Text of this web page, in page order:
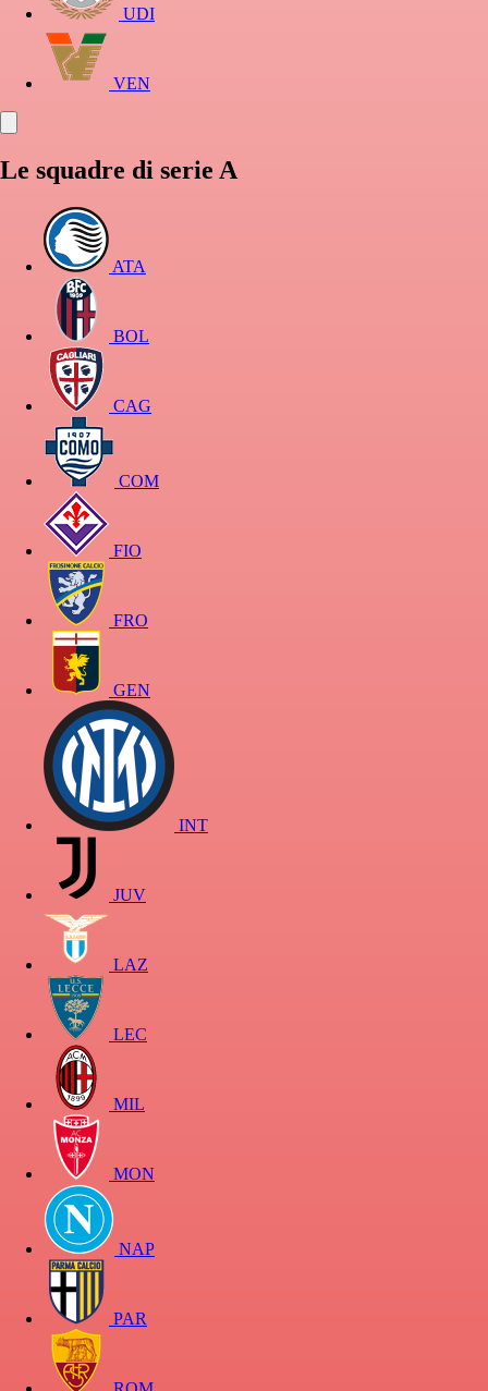
UDI
VEN
Le squadre di serie A
ATA
BOL
CAG
COM
FIO
FRO
GEN
INT
JUV
LAZ
LEC
MIL
MON
NAP
PAR